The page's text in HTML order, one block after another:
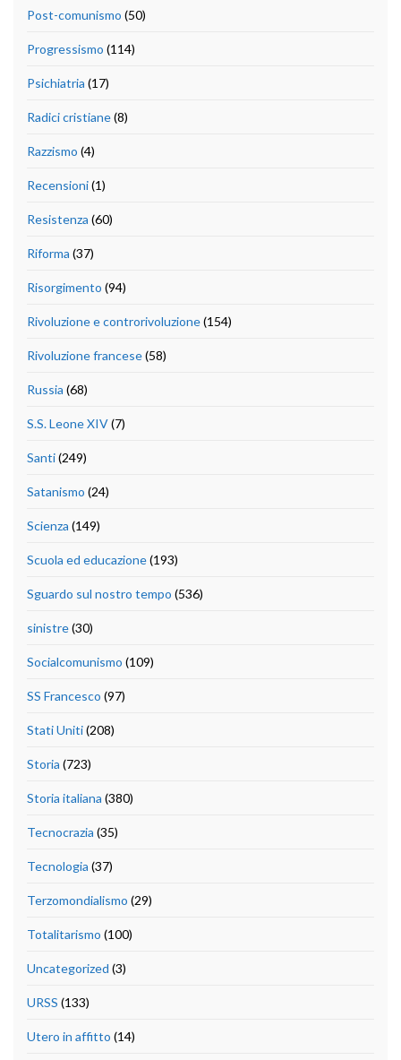
Post-comunismo (50)
Progressismo (114)
Psichiatria (17)
Radici cristiane(8)
Razzismo (4)
Recensioni(1)
Resistenza (60)
Riforma (37)
Risorgimento (94)
Rivoluzione e controrivoluzione(154)
Rivoluzione francese(58)
Russia (68)
S.S. Leone XIV(7)
Santi(249)
Satanismo (24)
Scienza (149)
Scuola ed educazione(193)
Sguardo sul nostro tempo (536)
sinistre(30)
Socialcomunismo (109)
SS Francesco (97)
Stati Uniti(208)
Storia (723)
Storia italiana (380)
Tecnocrazia (35)
Tecnologia (37)
Terzomondialismo (29)
Totalitarismo (100)
Uncategorized (3)
URSS (133)
Utero in affitto (14)